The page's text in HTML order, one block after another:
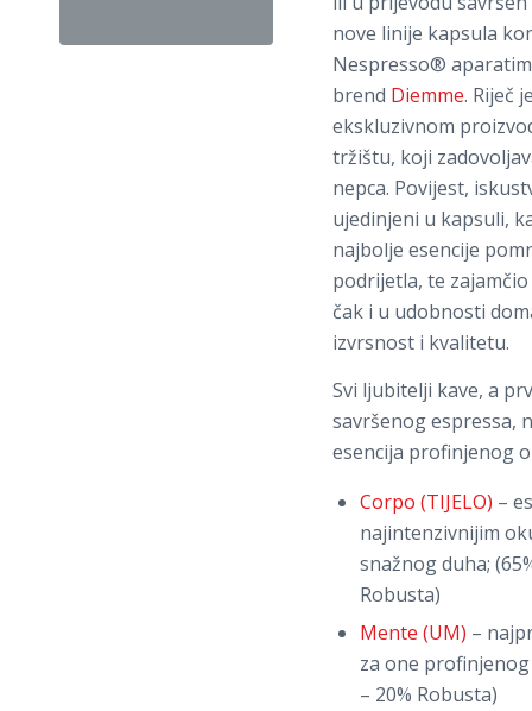
nove linije kapsula
Nespresso®
brend Diemme. Riječ
ekskluzivnom
tržištu, koji
nepca. Povijest,
ujedinjeni u kapsuli,
najbolje esencije
podrijetla, te
čak i u udobnosti
izvrsnost i kvalitetu.
Svi ljubitelji kave, a
savršenog espressa,
esencija profinjenog
Corpo (TIJELO) –
najintenzivnijim
snažnog duha;
Robusta)
Mente (UM) –
za one profinjenog
– 20% Robusta)